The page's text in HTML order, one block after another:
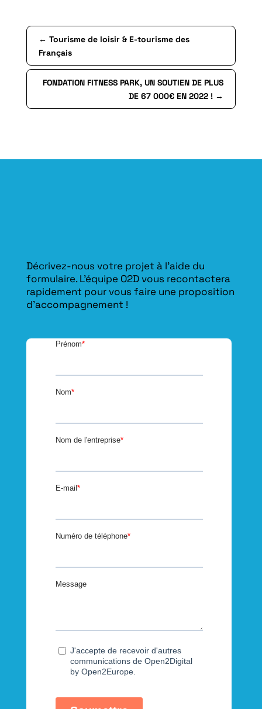
← Tourisme de loisir & E-tourisme des
Français
FONDATION FITNESS PARK, UN SOUTIEN DE PLUS
DE 67 000€ EN 2022 ! →
Décrivez-nous votre projet à l’aide du
formulaire. L'équipe O2D vous recontactera
rapidement pour vous faire une proposition
d’accompagnement !